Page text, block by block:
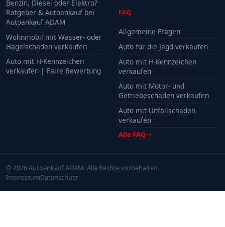
Benzin, Diesel oder Elektro?
Ratgeber & Autoankauf bei
Autoankauf ADAM
Wohnmobil mit Wasser- oder
Hagelschaden verkaufen
Auto mit H-Kennzeichen
verkaufen | Faire Bewertung
FAQ
Allgemeine Fragen
Auto für die Jagd verkaufen
Auto mit H-Kennzeichen
verkaufen
Auto mit Motor- und
Getriebeschaden verkaufen
Auto mit Unfallschaden
verkaufen
Alle FAQ
© 2026 Autoankauf ADAM. Alle Rechte vorbehalten.
ImpressumDatenschutz